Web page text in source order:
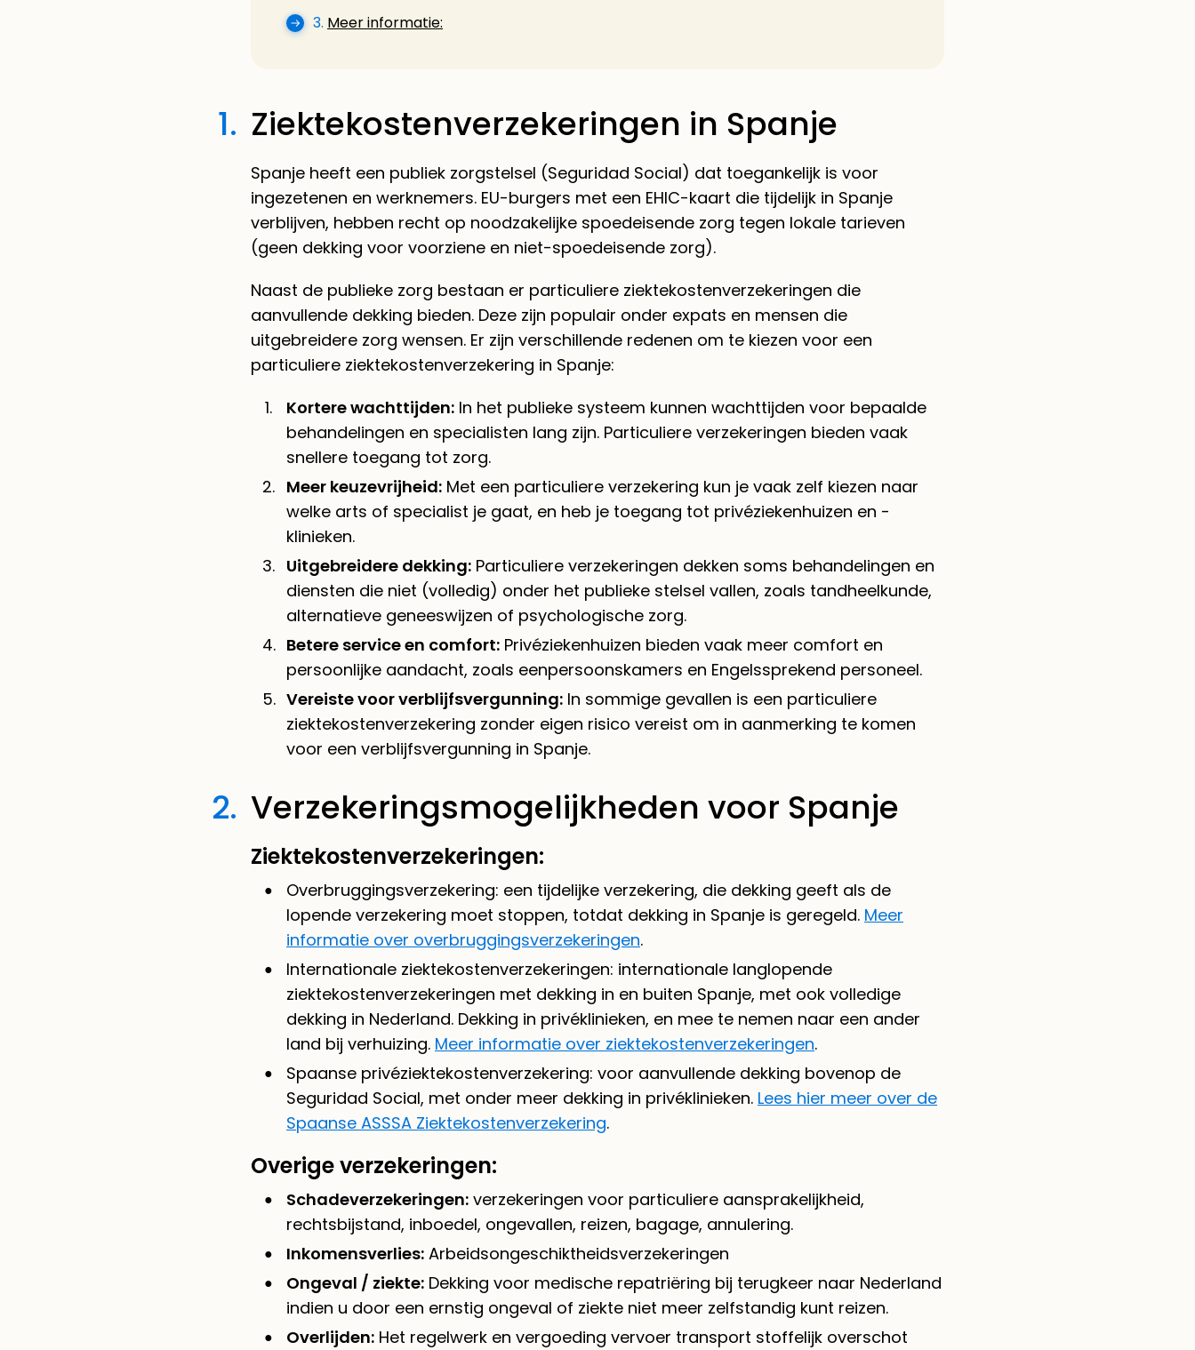
3. Meer informatie:
1. Ziektekostenverzekeringen in Spanje
Spanje heeft een publiek zorgstelsel (Seguridad Social) dat toegankelijk is voor
ingezetenen en werknemers. EU-burgers met een EHIC-kaart die tijdelijk in Spanje
verblijven, hebben recht op noodzakelijke spoedeisende zorg tegen lokale tarieven
(geen dekking voor voorziene en niet-spoedeisende zorg).
Naast de publieke zorg bestaan er particuliere ziektekostenverzekeringen die
aanvullende dekking bieden. Deze zijn populair onder expats en mensen die
uitgebreidere zorg wensen. Er zijn verschillende redenen om te kiezen voor een
particuliere ziektekostenverzekering in Spanje:
Kortere wachttijden: In het publieke systeem kunnen wachttijden voor bepaalde
behandelingen en specialisten lang zijn. Particuliere verzekeringen bieden vaak
snellere toegang tot zorg.
Meer keuzevrijheid: Met een particuliere verzekering kun je vaak zelf kiezen naar
welke arts of specialist je gaat, en heb je toegang tot privéziekenhuizen en -
klinieken.
Uitgebreidere dekking: Particuliere verzekeringen dekken soms behandelingen en
diensten die niet (volledig) onder het publieke stelsel vallen, zoals tandheelkunde,
alternatieve geneeswijzen of psychologische zorg.
Betere service en comfort: Privéziekenhuizen bieden vaak meer comfort en
persoonlijke aandacht, zoals eenpersoonskamers en Engelssprekend personeel.
Vereiste voor verblijfsvergunning: In sommige gevallen is een particuliere
ziektekostenverzekering zonder eigen risico vereist om in aanmerking te komen
voor een verblijfsvergunning in Spanje.
2. Verzekeringsmogelijkheden voor Spanje
Ziektekostenverzekeringen:
Overbruggingsverzekering: een tijdelijke verzekering, die dekking geeft als de
lopende verzekering moet stoppen, totdat dekking in Spanje is geregeld. Meer
informatie over overbruggingsverzekeringen.
Internationale ziektekostenverzekeringen: internationale langlopende
ziektekostenverzekeringen met dekking in en buiten Spanje, met ook volledige
dekking in Nederland. Dekking in privéklinieken, en mee te nemen naar een ander
land bij verhuizing. Meer informatie over ziektekostenverzekeringen.
Spaanse privéziektekostenverzekering: voor aanvullende dekking bovenop de
Seguridad Social, met onder meer dekking in privéklinieken. Lees hier meer over de
Spaanse ASSSA Ziektekostenverzekering.
Overige verzekeringen:
Schadeverzekeringen: verzekeringen voor particuliere aansprakelijkheid,
rechtsbijstand, inboedel, ongevallen, reizen, bagage, annulering.
Inkomensverlies: Arbeidsongeschiktheidsverzekeringen
Ongeval / ziekte: Dekking voor medische repatriëring bij terugkeer naar Nederland
indien u door een ernstig ongeval of ziekte niet meer zelfstandig kunt reizen.
Overlijden: Het regelwerk en vergoeding vervoer transport stoffelijk overschot